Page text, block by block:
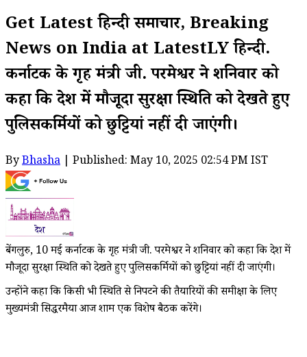
Get Latest हिन्दी समाचार, Breaking
News on India at LatestLY हिन्दी.
कर्नाटक के गृह मंत्री जी. परमेश्वर ने शनिवार को
कहा कि देश में मौजूदा सुरक्षा स्थिति को देखते हुए
पुलिसकर्मियों को छुट्टियां नहीं दी जाएंगी।
ByBhasha | Published: May 10, 2025 02:54 PM IST
बेंगलुरु, 10 मई कर्नाटक के गृह मंत्री जी. परमेश्वर ने शनिवार को कहा कि देश में
मौजूदा सुरक्षा स्थिति को देखते हुए पुलिसकर्मियों को छुट्टियां नहीं दी जाएंगी।
उन्होंने कहा कि किसी भी स्थिति से निपटने की तैयारियों की समीक्षा के लिए
मुख्यमंत्री सिद्धरमैया आज शाम एक विशेष बैठक करेंगे।